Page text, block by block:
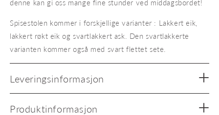
denne kan gi oss mange fine stunder ved middagsbordet!
Spisestolen kommer i forskjellige varianter : Lakkert eik,
lakkert røkt eik og svartlakkert ask. Den svartlakkerte
varianten kommer også med svart flettet sete.
Leveringsinformasjon
Produktinformasjon